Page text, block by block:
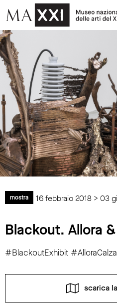
mostra 16 febbraio 2018 > 03
Blackout. Allora
#BlackoutExhibit
scarica